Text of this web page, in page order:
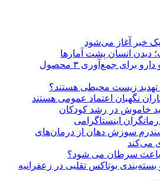
یک خبر آغاز می‌شود
دیدن انسان پشت آمارها
دستور سازمان غذا و دارو برای جمع‌آوری ۳ محصول
تهدید زیست محیطی هستند؟
نگهبان اعتماد عمومی هستند
اینستاگرامی
سوزش دهان از درمان‌های
می‌کند
باعث سرطان می شود؟
بوتاکس تقلبی در زعفرانیه